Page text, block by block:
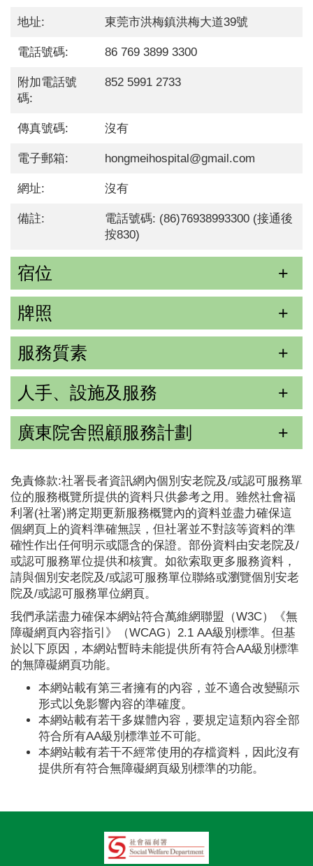
地址: 東莞市洪梅鎮洪梅大道39號
電話號碼: 86 769 3899 3300
附加電話號
碼:
852 5991 2733
傳真號碼: 沒有
電子郵箱: hongmeihospital@gmail.com
網址: 沒有
備註:
電話號碼: (86)76938993300 (接通後
按830)
宿位
牌照
服務質素
人手、設施及服務
廣東院舍照顧服務計劃
免責條款:社署長者資訊網內個別安老院及/或認可服務單
位的服務概覽所提供的資料只供參考之用。雖然社會福
利署(社署)將定期更新服務概覽內的資料並盡力確保這
個網頁上的資料準確無誤，但社署並不對該等資料的準
確性作出任何明示或隱含的保證。部份資料由安老院及/
或認可服務單位提供和核實。如欲索取更多服務資料，
請與個別安老院及/或認可服務單位聯絡或瀏覽個別安老
院及/或認可服務單位網頁。
我們承諾盡力確保本網站符合萬維網聯盟（W3C）《無
障礙網頁內容指引》（WCAG）2.1 AA級別標準。但基
於以下原因，本網站暫時未能提供所有符合AA級別標準
的無障礙網頁功能。
本網站載有第三者擁有的內容，並不適合改變顯示
形式以免影響內容的準確度。
本網站載有若干多媒體內容，要規定這類內容全部
符合所有AA級別標準並不可能。
本網站載有若干不經常使用的存檔資料，因此沒有
提供所有符合無障礙網頁級別標準的功能。